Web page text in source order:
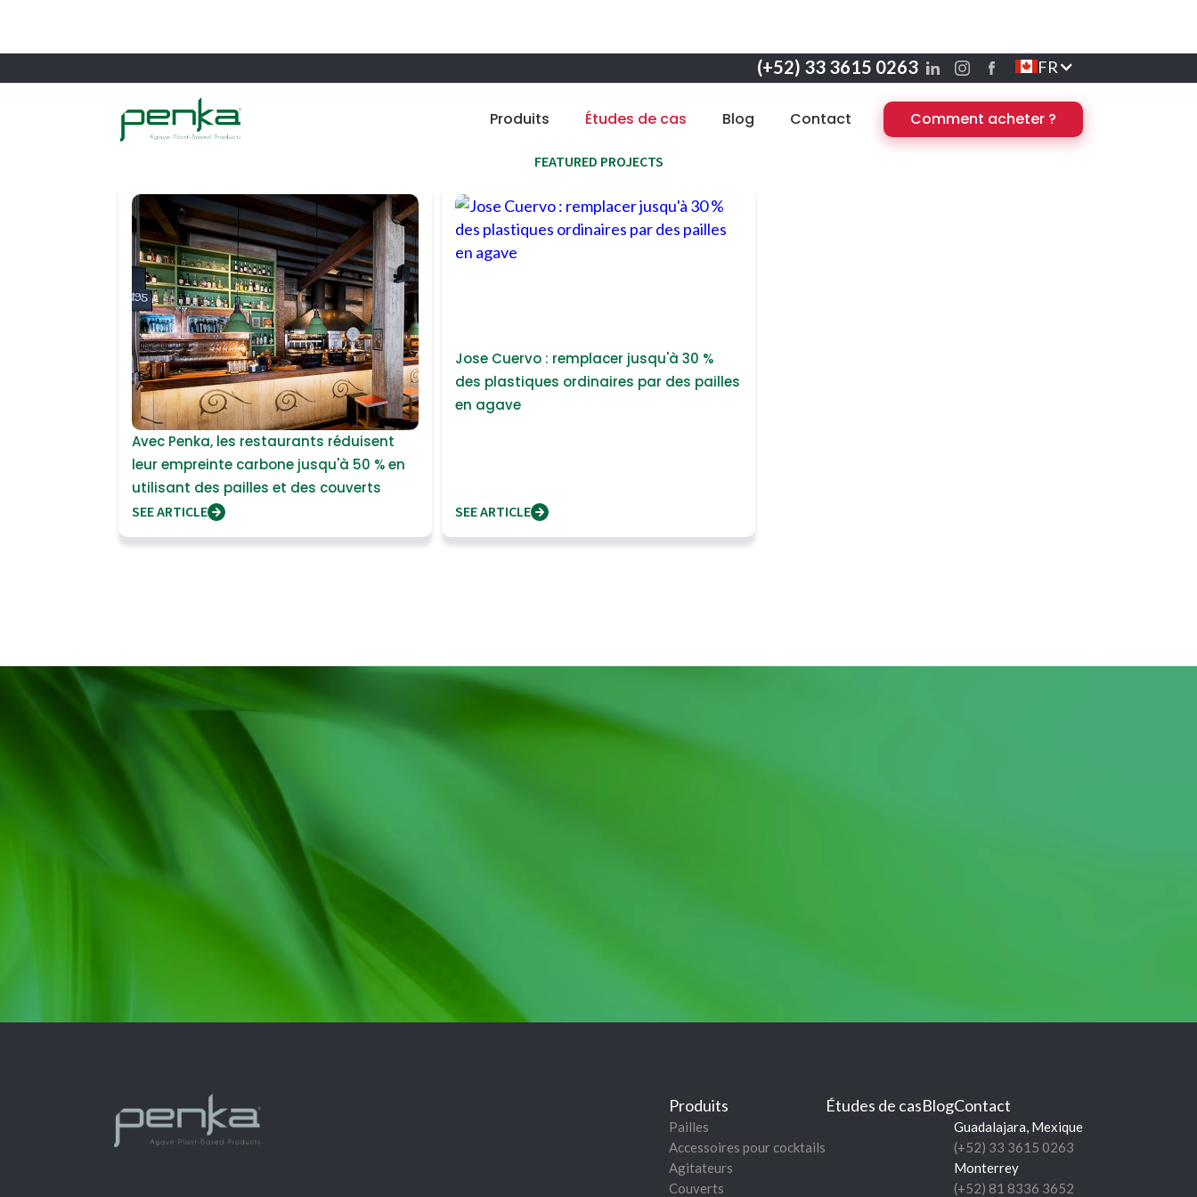
(+52) 33 3615 0263 FR
Produits Études de cas Blog Contact Comment acheter ?
Success Stories
FEATURED PROJECTS
Avec Penka, les restaurants réduisent
leur empreinte carbone jusqu'à 50 % en
utilisant des pailles et des couverts
biodégradables
SEE ARTICLE
Jose Cuervo : remplacer jusqu'à 30 %
des plastiques ordinaires par des pailles
en agave
SEE ARTICLE
Produits
Pailles
Accessoires pour cocktails
Agitateurs
Couverts
Études de casBlogContact
Guadalajara, Mexique
(+52) 33 3615 0263
Monterrey
(+52) 81 8336 3652